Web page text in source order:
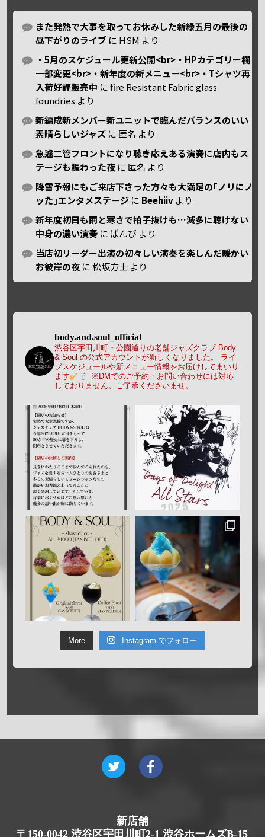
また発熱で大事を取ってお休みした新緑五月の最後の
昼下がりのライブ に HSM より
・5月のスケジュール更新公開<br>・HPカテゴリー欄
一部変更<br>・新年度の新メニュー<br>・Tシャツ再
入荷好評販売中 にfire Resistant Fabric glass
foundries より
新編成新メンバー新ユニットで臨んだバランスのいい
素晴らしいジャズ に 匿名 より
急遽二管フロントになり聴き応えある演奏に店内もス
テージも賑わった夜 に 匿名 より
降雪予報にもご来店下さった方々も大満足の｢ノリにノ
ッた｣エンタメステージ に Beehiiv より
新年度初日も雨と寒さで拍子抜けも…滅多に聴けない
中身の濃い演奏 に ばんび より
当店初リーダー出演の初々しい演奏を楽しんだ暖かい
お彼岸の夜 に松坂方士 より
body.and.soul_official
渋谷区宇田川町・公園通りの老舗ジャズクラブ Body
& Soul の公式アカウントが新しくなりました。
ライ
ブスケジュールや新メニュー情報をお届けしてまいり
ます
※DMでのご予約・お問い合わせには対応
しておりません。ご了承くださいませ。
More Instagram でフォロー
新店舗
〒150-0042 渋谷区宇田川町2-1 渋谷ホームズB-15